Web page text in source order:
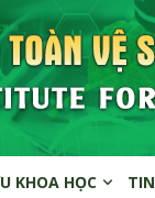
KHOA HỌC